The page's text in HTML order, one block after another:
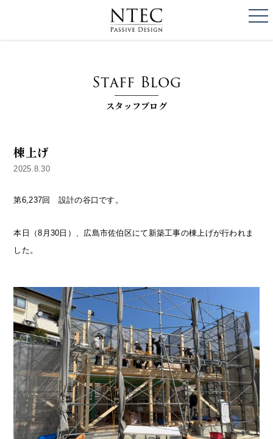
Staff Blog
スタッフブログ
棟上げ
2025.8.30
第6,237回 設計の谷口です。
本日（8月30日）、広島市佐伯区にて新築工事の棟上げが行われま
した。